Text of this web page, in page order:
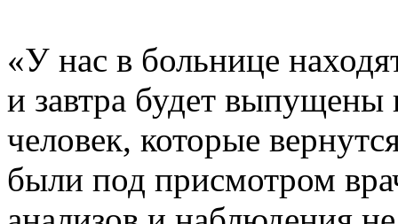
«У нас в больнице
и завтра будет
человек, которые
были под присмотром